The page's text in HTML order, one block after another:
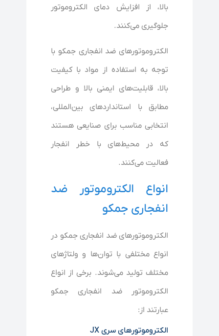
بالا، از افزایش دمای الکتروموتور
جلوگیری می‌کنند.
الکتروموتورهای ضد انفجاری جمکو با
توجه به استفاده از مواد با کیفیت
بالا، قابلیت‌های ایمنی بالا و طراحی
مطابق با استانداردهای بین‌المللی،
انتخابی مناسب برای صنایعی هستند
که در محیط‌های با خطر انفجار
فعالیت می‌کنند.
انواع الکتروموتور ضد
انفجاری جمکو
الکتروموتورهای ضد انفجاری جمکو در
انواع مختلفی با توان‌ها و ولتاژهای
مختلف تولید می‌شوند. برخی از انواع
الکتروموتور ضد انفجاری جمکو
عبارتند از:
الکتروموتورهای سری JX